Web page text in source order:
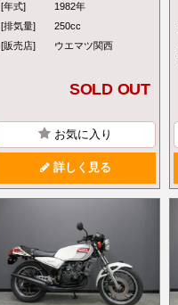
[年式]
1982年
[排気量]
250cc
[販売店]
ウエマツ関西
SOLD OUT
お気に入り
詳しく見る